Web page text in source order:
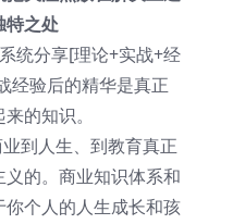
特之处
统分享[理论+实战+经
经验后的精华是真正
的知识。
到人生、到教育真正
的。商业知识体系和
个人的人生成长和孩